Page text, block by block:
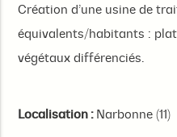
Création d’une usine de
équivalents/habitants :
végétaux différenciés.
Localisation : Narbonne (11)